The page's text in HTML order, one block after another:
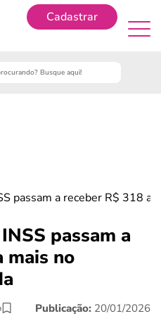
Cadastrar
passam a receber R$ 318 a
passam a
mais no
Publicação: 20/01/2026